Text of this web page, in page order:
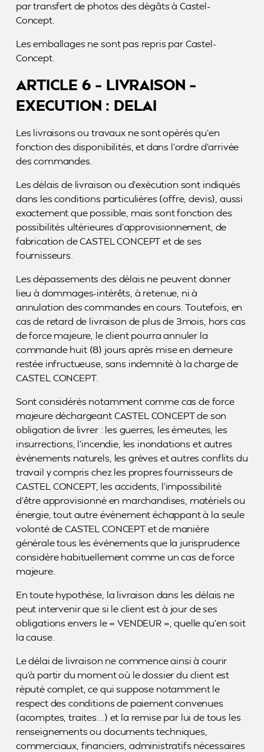
par transfert de photos des dégâts à Castel-
Concept.
Les emballages ne sont pas repris par Castel-
Concept.
ARTICLE 6 – LIVRAISON –
EXECUTION : DELAI
Les livraisons ou travaux ne sont opérés qu’en
fonction des disponibilités, et dans l’ordre d’arrivée
des commandes.
Les délais de livraison ou d’exécution sont indiqués
dans les conditions particulières (offre, devis), aussi
exactement que possible, mais sont fonction des
possibilités ultérieures d’approvisionnement, de
fabrication de CASTEL CONCEPT et de ses
fournisseurs.
Les dépassements des délais ne peuvent donner
lieu à dommages-intérêts, à retenue, ni à
annulation des commandes en cours. Toutefois, en
cas de retard de livraison de plus de 3mois, hors cas
de force majeure, le client pourra annuler la
commande huit (8) jours après mise en demeure
restée infructueuse, sans indemnité à la charge de
CASTEL CONCEPT.
Sont considérés notamment comme cas de force
majeure déchargeant CASTEL CONCEPT de son
obligation de livrer : les guerres, les émeutes, les
insurrections, l’incendie, les inondations et autres
événements naturels, les grèves et autres conflits du
travail y compris chez les propres fournisseurs de
CASTEL CONCEPT, les accidents, l’impossibilité
d’être approvisionné en marchandises, matériels ou
énergie, tout autre événement échappant à la seule
volonté de CASTEL CONCEPT et de manière
générale tous les événements que la jurisprudence
considère habituellement comme un cas de force
majeure.
En toute hypothèse, la livraison dans les délais ne
peut intervenir que si le client est à jour de ses
obligations envers le « VENDEUR », quelle qu’en soit
la cause.
Le délai de livraison ne commence ainsi à courir
qu’à partir du moment où le dossier du client est
réputé complet, ce qui suppose notamment le
respect des conditions de paiement convenues
(acomptes, traites…) et la remise par lui de tous les
renseignements ou documents techniques,
commerciaux, financiers, administratifs nécessaires